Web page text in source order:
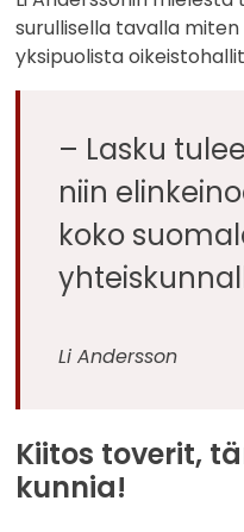
surullisella tavalla
yksipuolista
– Lasku
niin
koko
Li Andersson
Kiitos toverit,
kunnia!